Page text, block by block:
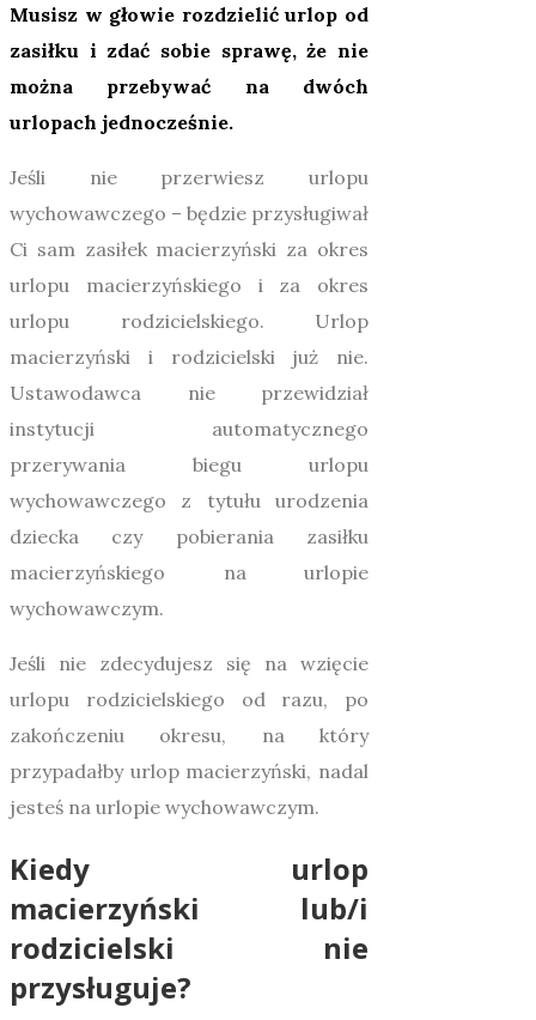
Musisz w głowie rozdzielić urlop od
zasiłku i zdać sobie sprawę, że nie
można przebywać na dwóch
urlopach jednocześnie.
Jeśli nie przerwiesz urlopu
wychowawczego – będzie przysługiwał
Ci sam zasiłek macierzyński za okres
urlopu macierzyńskiego i za okres
urlopu rodzicielskiego. Urlop
macierzyński i rodzicielski już nie.
Ustawodawca nie przewidział
instytucji automatycznego
przerywania biegu urlopu
wychowawczego z tytułu urodzenia
dziecka czy pobierania zasiłku
macierzyńskiego na urlopie
wychowawczym.
Jeśli nie zdecydujesz się na wzięcie
urlopu rodzicielskiego od razu, po
zakończeniu okresu, na który
przypadałby urlop macierzyński, nadal
jesteś na urlopie wychowawczym.
Kiedy urlop
macierzyński lub/i
rodzicielski nie
przysługuje?